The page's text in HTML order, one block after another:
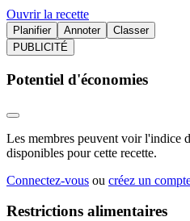
Ouvrir la recette
Planifier Annoter
Classer
PUBLICITÉ
Potentiel d'économies
Les membres peuvent voir l'indice
disponibles pour cette recette.
Connectez-vous ou créez un
Restrictions alimentaires